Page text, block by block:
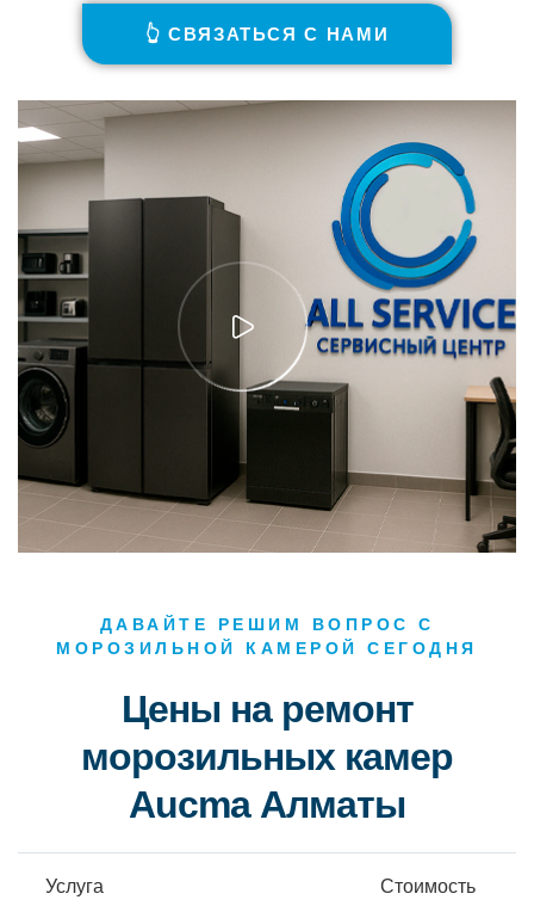
👆 СВЯЗАТЬСЯ С НАМИ
ДАВАЙТЕ РЕШИМ ВОПРОС С
МОРОЗИЛЬНОЙ КАМЕРОЙ СЕГОДНЯ
Цены на ремонт
морозильных камер
Aucma Алматы
Услуга Стоимость